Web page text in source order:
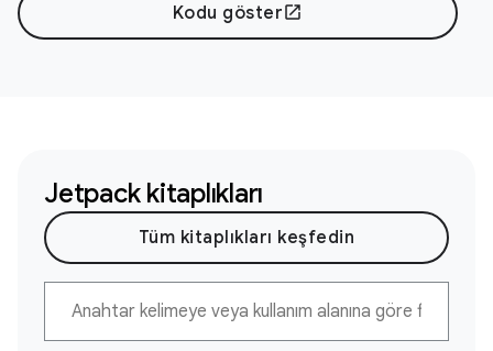
Kodu göster open_in_new
Jetpack kitaplıkları
Tüm kitaplıkları keşfedin